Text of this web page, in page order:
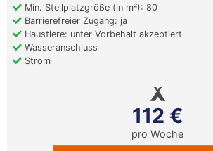
Min. Stellplatzgröße (in m²): 80
Barrierefreier Zugang: ja
Haustiere: unter Vorbehalt akzeptiert
Wasseranschluss
Strom
112 €
pro Woche